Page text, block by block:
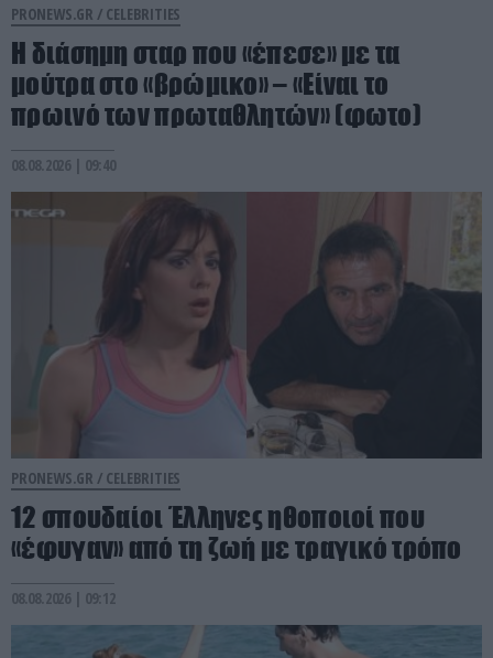
PRONEWS.GR / CELEBRITIES
Η διάσημη σταρ που «έπεσε» με τα
μούτρα στο «βρώμικο» – «Είναι το
πρωινό των πρωταθλητών» (φωτο)
08.08.2026 | 09:40
PRONEWS.GR / CELEBRITIES
12 σπουδαίοι Έλληνες ηθοποιοί που
«έφυγαν» από τη ζωή με τραγικό τρόπο
08.08.2026 | 09:12